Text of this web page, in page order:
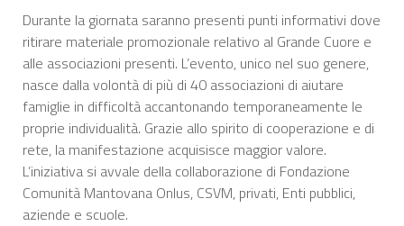
Durante la giornata saranno presenti punti informativi dove
ritirare materiale promozionale relativo al Grande Cuore e
alle associazioni presenti. L’evento, unico nel suo genere,
nasce dalla volontà di più di 40 associazioni di aiutare
famiglie in difficoltà accantonando temporaneamente le
proprie individualità. Grazie allo spirito di cooperazione e di
rete, la manifestazione acquisisce maggior valore.
L’iniziativa si avvale della collaborazione di Fondazione
Comunità Mantovana Onlus, CSVM, privati, Enti pubblici,
aziende e scuole.